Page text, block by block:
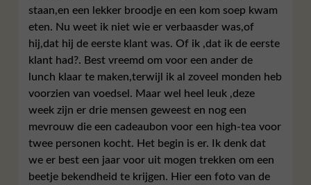
staan,en een lekker broodje en een kom soep kwam
eten. Nu weet ik niet wie er verbaasder was,of
hij,dat hij de eerste klant was. Of ik ,dat ik de eerste
klant had?. Best vreemd om voor een ander de
lunch klaar te maken,terwijl ik al zoveel monden heb
voorzien van voedsel. Maar wel heel leuk ,deze
week zijn er drie mensen geweest en nog een
mevrouw die een cadeaubon voor een high-tea voor
twee personen kocht. Het begin is er. Ik denk dat
we er best een jaar voor uit mogen trekken om een
beetje bekendheid te krijgen. Hier een foto van de